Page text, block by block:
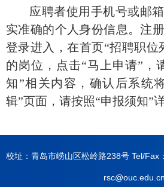
应聘者使用手机号或邮
实准确的个人身份信息。注
登录进入，在首页“招聘职位
的岗位，点击“马上申请”，
知”相关内容，确认后系统
辑”页面，请按照“申报须知”
校址：青岛市崂山区松岭路238号 Tel/Fax
rsc@ouc.edu.cn